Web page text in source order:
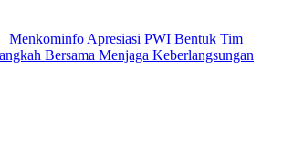
Menkominfo Apresiasi PWI Bentuk Tim
Bersama Menjaga Keberlangsungan